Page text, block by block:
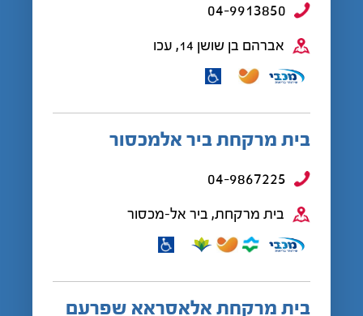
04-9913850
אברהם בן שושן 14, עכו
בית מרקחת ביר אלמכסור
04-9867225
בית מרקחת, ביר אל-מכסור
בית מרקחת אלאסראא שפרעם